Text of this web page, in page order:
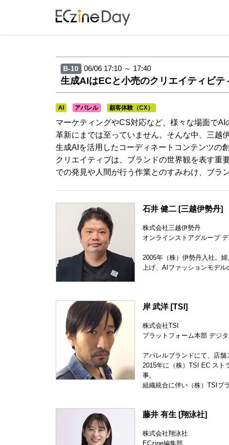
B-10 06/06 17:10 ～ 17:40
生成AIはECと小売のクリエイティビ
AI アパレル 顧客体験（CX）
マーケティングやCS対応など、様々な場面で
革新にまでは至っていません。そんな中、三越
生成AIを活用したコーディネートコンテンツの
クリエイティブは、ブランドの世界観を表す重
での発見や人間が行う作業とのすみわけ、ブラ
石井 健二 [三越伊勢丹]
株式会社三越伊勢丹
オンラインストアグループ
2005年（株）伊勢丹入社。
上げ、AIファッションモデ
岸 武洋 [TSI]
株式会社TSI
プラットフォーム本部 デジ
アパレルブランドにて、店舗
2015年に（株）TSI EC スト
事。
組織統合に伴い（株）TSIプ
藤井 有生 [翔泳社]
株式会社翔泳社
ECzine編集部